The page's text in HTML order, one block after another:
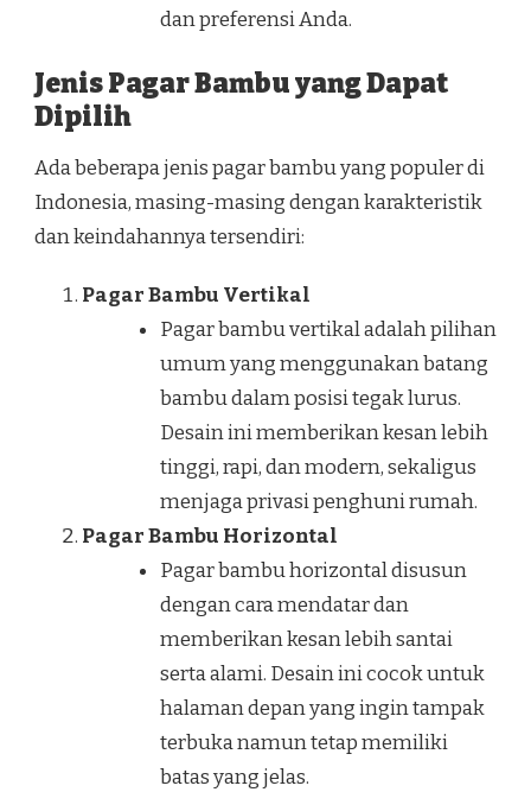
dan preferensi Anda.
Jenis Pagar Bambu yang Dapat
Dipilih
Ada beberapa jenis pagar bambu yang populer di
Indonesia, masing-masing dengan karakteristik
dan keindahannya tersendiri:
Pagar Bambu Vertikal
Pagar bambu vertikal adalah pilihan
umum yang menggunakan batang
bambu dalam posisi tegak lurus.
Desain ini memberikan kesan lebih
tinggi, rapi, dan modern, sekaligus
menjaga privasi penghuni rumah.
Pagar Bambu Horizontal
Pagar bambu horizontal disusun
dengan cara mendatar dan
memberikan kesan lebih santai
serta alami. Desain ini cocok untuk
halaman depan yang ingin tampak
terbuka namun tetap memiliki
batas yang jelas.